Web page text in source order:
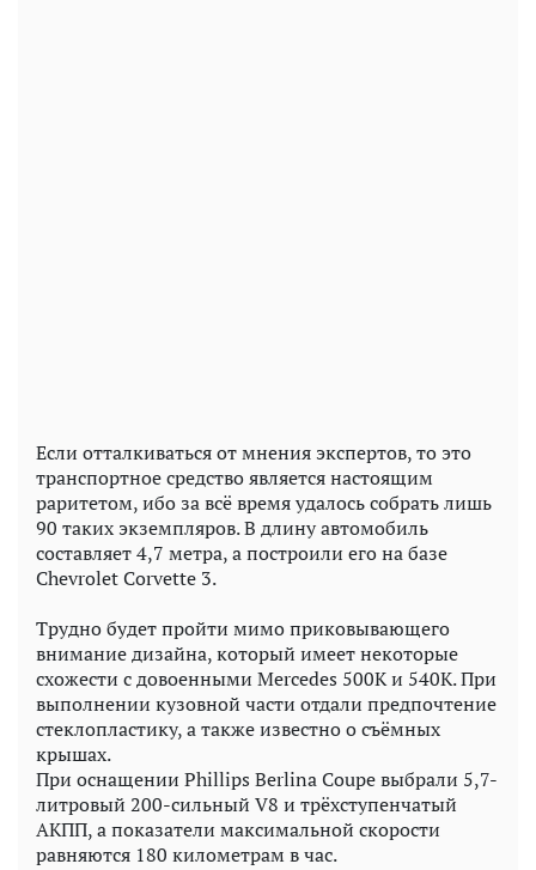
Если отталкиваться от мнения экспертов, то это
транспортное средство является настоящим
раритетом, ибо за всё время удалось собрать лишь
90 таких экземпляров. В длину автомобиль
составляет 4,7 метра, а построили его на базе
Chevrolet Corvette 3.
Трудно будет пройти мимо приковывающего
внимание дизайна, который имеет некоторые
схожести с довоенными Mercedes 500K и 540K. При
выполнении кузовной части отдали предпочтение
стеклопластику, а также известно о съёмных
крышах.
При оснащении Phillips Berlina Coupe выбрали 5,7-
литровый 200-сильный V8 и трёхступенчатый
АКПП, а показатели максимальной скорости
равняются 180 километрам в час.